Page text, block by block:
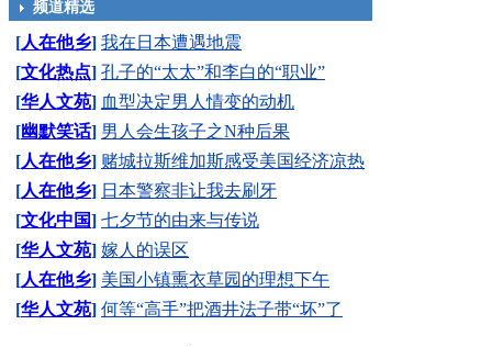
频道精选
[人在他乡] 我在日本遭遇地震
[文化热点] 孔子的“太太”和李白的“职业”
[华人文苑] 血型决定男人情变的动机
[幽默笑话] 男人会生孩子之N种后果
[人在他乡] 赌城拉斯维加斯感受美国经济凉热
[人在他乡] 日本警察非让我去刷牙
[文化中国] 七夕节的由来与传说
[华人文苑] 嫁人的误区
[人在他乡] 美国小镇熏衣草园的理想下午
[华人文苑] 何等“高手”把酒井法子带“坏”了